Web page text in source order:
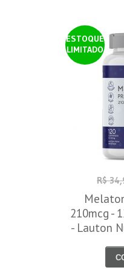
ESTOQUE
LIMITADO
R$
210mcg -
- Lauton